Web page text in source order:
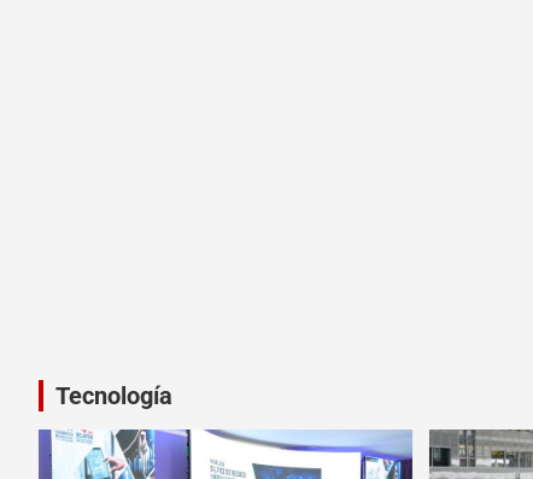
Tecnología